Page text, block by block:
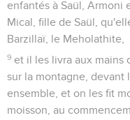
enfantés à Saül, Armoni
Mical, fille de Saül,
Barzillaï, le Meholathite,
9 et il les livra aux mains
sur la montagne, devant
ensemble, et on les fit
moisson, au